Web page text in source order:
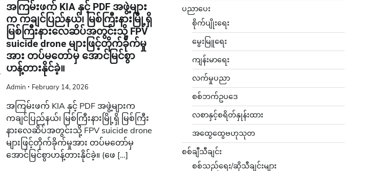
အကြမ်းဖက် KIA နှင့် PDF အဖွဲ့များ
က ကချင်ပြည်နယ်၊ မြစ်ကြီးနားမြို့ရှိ
မြစ်ကြီးနားလေဆိပ်အတွင်းသို့ FPV
suicide drone များဖြင့်တိုက်ခိုက်မှု
အား တပ်မတော်မှ အောင်မြင်စွာ
ဟန့်တားနိုင်ခဲ့။
Admin February 14, 2026
အကြမ်းဖက် KIA နှင့် PDF အဖွဲ့များက
ကချင်ပြည်နယ်၊ မြစ်ကြီးနားမြို့ရှိ မြစ်ကြီး
နားလေဆိပ်အတွင်းသို့ FPV suicide drone
များဖြင့်တိုက်ခိုက်မှုအား တပ်မတော်မှ
အောင်မြင်စွာဟန့်တားနိုင်ခဲ့။ (ဖေ […]
ပညာပေး
စိုက်ပျိုးရေး
မွေးမြူရေး
ကျန်းမာရေး
လက်မှုပညာ
စစ်ဘက်ဥပဒေ
လစာနှင့်စရိတ်နှုန်းထား
အထွေထွေဗဟုသုတ
စစ်ချီသီချင်း
စစ်သည်ရေး/ဆိုသီချင်းများ